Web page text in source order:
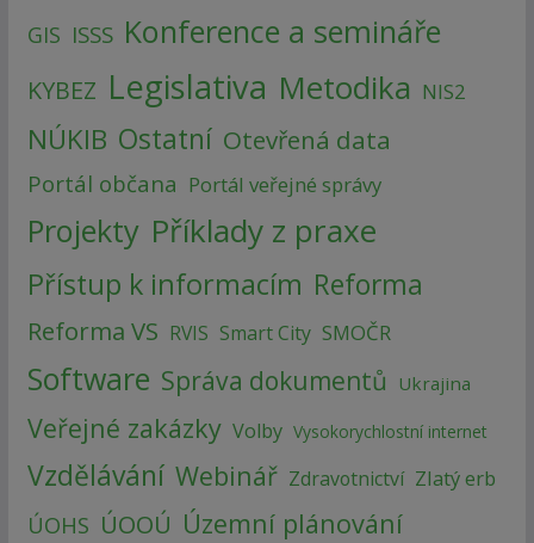
GIS ISSS Konference a semináře
KYBEZ Legislativa Metodika NIS2
NÚKIB Ostatní Otevřená data
Portál občana Portál veřejné správy
Projekty Příklady z praxe
Přístup k informacím Reforma
Reforma VS RVIS Smart City SMOČR
Software Správa dokumentů Ukrajina
Veřejné zakázky Volby Vysokorychlostní internet
Vzdělávání Webinář Zdravotnictví Zlatý erb
ÚOHS ÚOOÚ Územní plánování